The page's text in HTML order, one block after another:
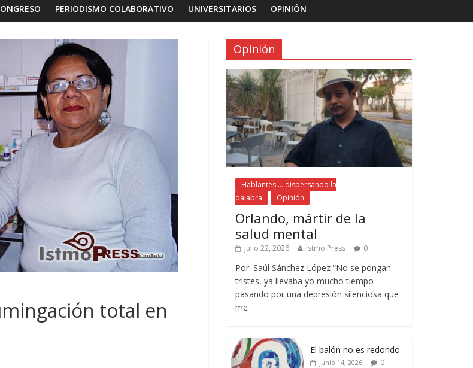
PERIODISMO COLABORATIVO UNIVERSITARIOS OPINIÓN
total en
Opinión
Hablantes ... dispersando la
palabra
Opinión
Orlando, mártir de la
salud mental
julio 22, 2026 Istmo Press 0
Por: Saúl Sánchez López “No se pongan
tristes, ya llevaba yo mucho tiempo
pasando por una depresión silenciosa que
me
El balón no es redondo
junio 14, 2026 0